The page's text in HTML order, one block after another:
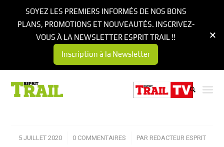
5 JUILLET 2020
/ 0 COMMENTAIRES
/ PAR REDACTEUR ESPRIT
SOYEZ LES PREMIERS INFORMÉS DE NOS BONS
PLANS, PROMOTIONS ET NOUVEAUTÉS. INSCRIVEZ-
VOUS À LA NEWSLETTER ESPRIT TRAIL !!
Inscription à la Newsletter